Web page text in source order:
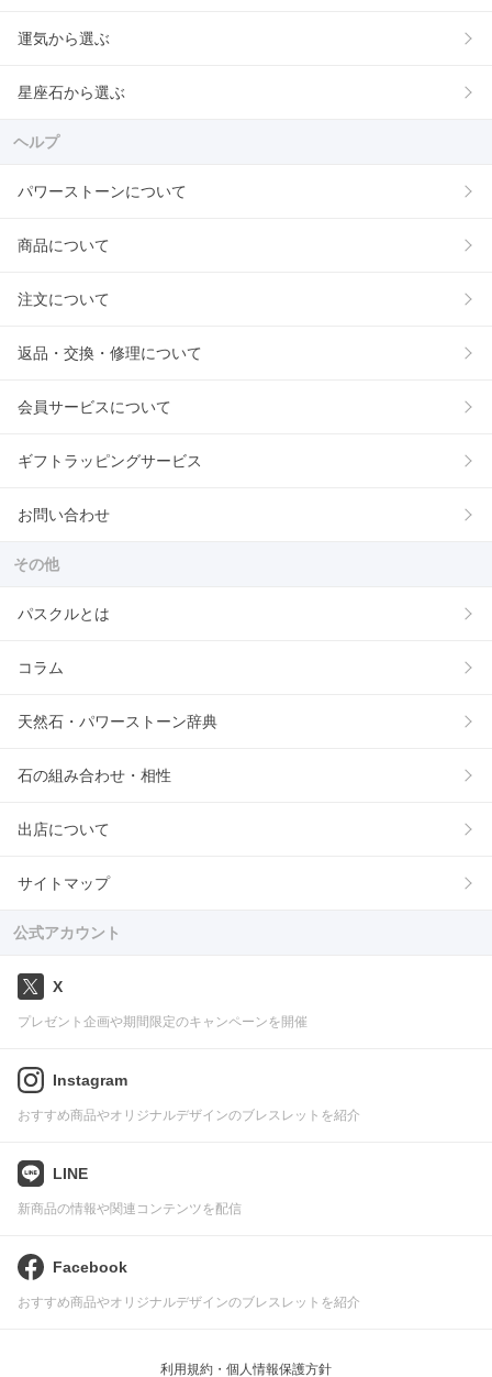
運気から選ぶ
星座石から選ぶ
ヘルプ
パワーストーンについて
商品について
注文について
返品・交換・修理について
会員サービスについて
ギフトラッピングサービス
お問い合わせ
その他
パスクルとは
コラム
天然石・パワーストーン辞典
石の組み合わせ・相性
出店について
サイトマップ
公式アカウント
X
プレゼント企画や期間限定のキャンペーンを開催
Instagram
おすすめ商品やオリジナルデザインのブレスレットを紹介
LINE
新商品の情報や関連コンテンツを配信
Facebook
おすすめ商品やオリジナルデザインのブレスレットを紹介
利用規約・個人情報保護方針